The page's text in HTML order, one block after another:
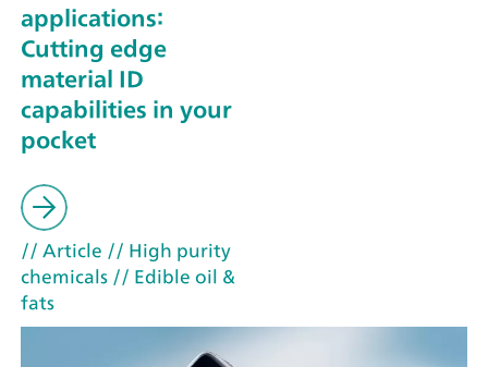
applications:
Cutting edge
material ID
capabilities in your
pocket
// Article // High purity
chemicals // Edible oil &
fats